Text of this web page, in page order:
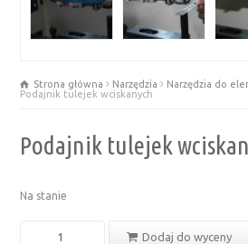
Strona główna Narzędzia
Narzędzia do
Podajnik tulejek wciskanych
Podajnik tulejek
Na stanie
Dodaj do wyceny